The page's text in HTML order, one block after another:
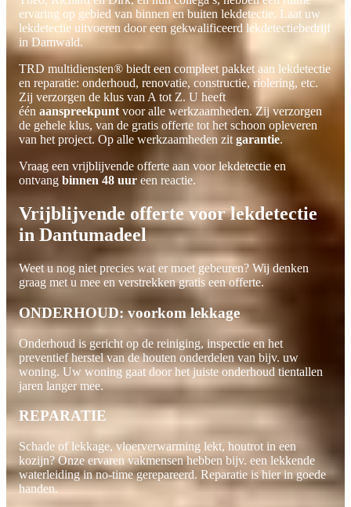
ervaring op gebied van binnen en buiten lekdetectie. Laat uw
lekdetectie uitvoeren door een gekwalificeerd lekdetectiebedrijf
in Damwald.
TRD multidiensten® biedt een compleet pakket aan lekdetectie
en reparatie: onderhoud, renovatie, constructie, riolering, etc.
Zij verzorgen de klus van A tot Z. U heeft
één aanspreekpuntvoor alle werkzaamheden. Zij verzorgen
de gehele klus, van de gratis offerte tot het schoon opleveren
van het project. Op alle werkzaamheden zitgarantie.
Vraag een vrijblijvende offerte aan voor lekdetectie en
ontvang binnen 48 uur een reactie.
Vrijblijvende offerte voor lekdetectie
in Dantumadeel
Weet u nog niet precies wat er moet gebeuren? Wij denken
graag met u mee en verstrekken gratis een offerte.
ONDERHOUD: voorkom lekkage
Onderhoud is gericht op de reiniging, inspectie en het
preventief herstel van de houten onderdelen van bijv. uw
woning. Uw woning gaat door het juiste onderhoud tientallen
jaren langer mee.
REPARATIE
Schade of lekkage, vloerverwarming lekt, houtrot in een
kozijn? Onze ervaren vakmensen hebben bijv. een lekkende
waterleiding in no-time gerepareerd. Reparatie is hier in goede
handen.